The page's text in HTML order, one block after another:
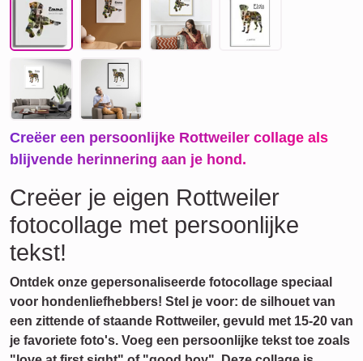
Creëer een persoonlijke Rottweiler collage als
blijvende herinnering aan je hond.
Creëer je eigen Rottweiler
fotocollage met persoonlijke
tekst!
Ontdek onze gepersonaliseerde fotocollage speciaal
voor hondenliefhebbers! Stel je voor: de silhouet van
een zittende of staande Rottweiler, gevuld met 15-20 van
je favoriete foto's. Voeg een persoonlijke tekst toe zoals